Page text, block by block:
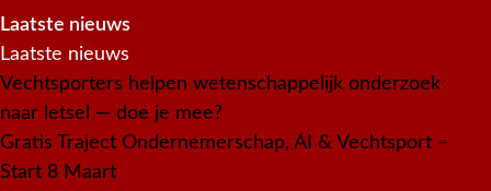
Laatste nieuws
Laatste nieuws
Vechtsporters helpen wetenschappelijk onderzoek
naar letsel — doe je mee?
Gratis Traject Ondernemerschap, AI & Vechtsport –
Start 8 Maart